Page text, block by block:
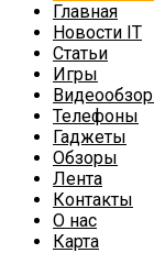
Главная
Новости IT
Статьи
Игры
Телефоны
Гаджеты
Обзоры
Лента
Контакты
О нас
Карта